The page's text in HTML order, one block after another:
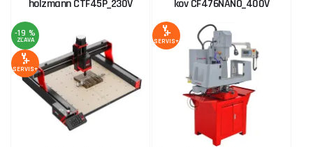
holzmann CTF45P_230V
-19 %
ZĽAVA
SERVIS+
kov CF476NANO_400V
SERVIS+